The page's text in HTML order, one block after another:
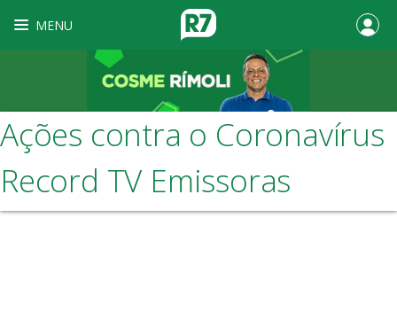
MENU
Ações contra o Coronavírus
Record TV Emissoras